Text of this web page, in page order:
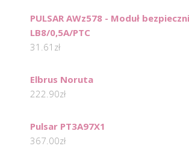
PULSAR AWz578 - Moduł
LB8/0,5A/PTC
31.61 zł
Elbrus Noruta
222.90zł
Pulsar PT3A97X1
367.00zł